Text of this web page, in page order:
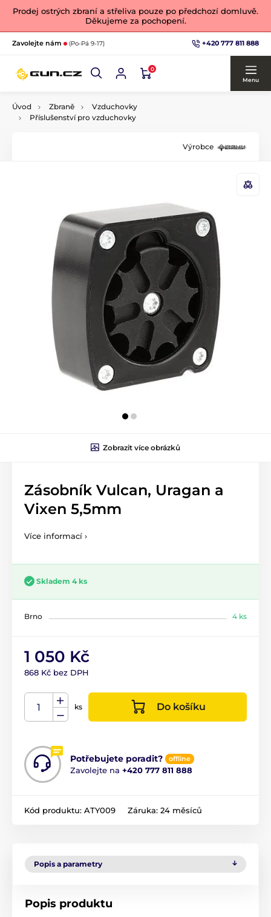
Prodej ostrých zbraní a střeliva pouze po předchozí domluvě.
Děkujeme za pochopení.
Zavolejte nám (Po-Pá 9-17) +420 777 811 888
0
Menu
Úvod Zbraně
Vzduchovky
Příslušenství pro vzduchovky
Výrobce
Zobrazit více obrázků
Zásobník Vulcan, Uragan a
Vixen 5,5mm
Více informací ›
Skladem 4 ks
Brno 4 ks
1 050 Kč
868 Kč bez DPH
ks Do košíku
Potřebujete poradit? offline
Zavolejte na +420 777 811 888
Kód produktu: ATY009 Záruka: 24 měsíců
Popis a parametry
Popis produktu